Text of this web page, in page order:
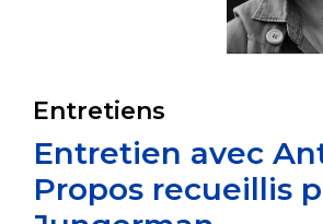
Entretiens
Entretien avec
Propos recueillis